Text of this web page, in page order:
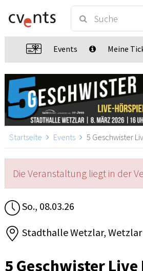
Events Meine
Startseite Events 5 Geschwister
Die Veranstaltung liegt in der
So., 08.03.26
Stadthalle Wetzlar, Wetzlar
5 Geschwister